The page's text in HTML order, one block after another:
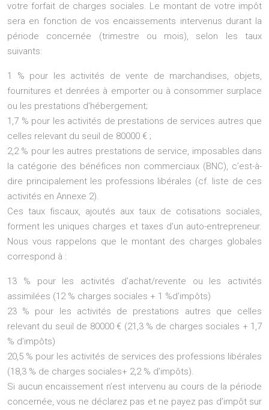
votre forfait de charges sociales. Le montant de votre impôt
sera en fonction de vos encaissements intervenus durant la
période concernée (trimestre ou mois), selon les taux
suivants:
1 % pour les activités de vente de marchandises, objets,
fournitures et denrées à emporter ou à consommer surplace
ou les prestations d’hébergement;
1,7 % pour les activités de prestations de services autres que
celles relevant du seuil de 80000 € ;
2,2 % pour les autres prestations de service, imposables dans
la catégorie des bénéfices non commerciaux (BNC), c’est-à-
dire principalement les professions libérales (cf. liste de ces
activités en Annexe 2).
Ces taux fiscaux, ajoutés aux taux de cotisations sociales,
forment les uniques charges et taxes d’un auto-entrepreneur.
Nous vous rappelons que le montant des charges globales
correspond à :
13 % pour les activités d’achat/revente ou les activités
assimilées (12 % charges sociales + 1 %d’impôts)
23 % pour les activités de prestations autres que celles
relevant du seuil de 80000 € (21,3 % de charges sociales + 1,7
% d’impôts)
20,5 % pour les activités de services des professions libérales
(18,3 % de charges sociales+ 2,2 % d’impôts).
Si aucun encaissement n’est intervenu au cours de la période
concernée, vous ne déclarez pas et ne payez pas d’impôt sur